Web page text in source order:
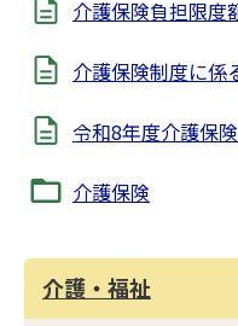
介護保険負担限度
介護保険制度に係
令和8年度介護保
介護保険
介護・福祉